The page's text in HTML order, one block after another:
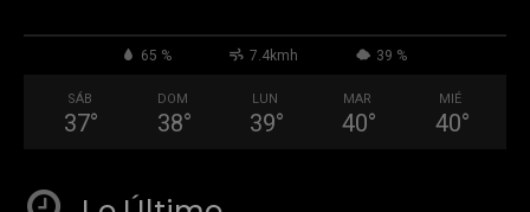
65 % 7.4kmh 39 %
SÁB
37°
DOM
38°
LUN
39°
MAR
40°
MIÉ
40°